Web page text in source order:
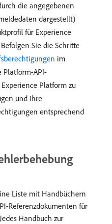
die angegebenen
dargestellt)
für Experience
Sie die Schritte
im
Platform-API-
Platform zu
und Ihre
entsprechend
Liste mit Handbüchern
Referenzdokumenten für
Handbuch zur